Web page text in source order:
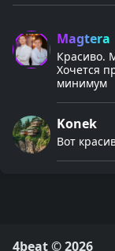
Magtera
Красиво.
Хочется
минимум
Konek
Вот
4beat © 2026